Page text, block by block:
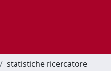
statistiche ricercatore